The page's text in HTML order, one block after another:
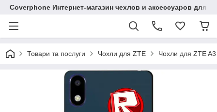
Coverphone Интернет-магазин чехлов и аксессуаров для
Товари та послуги Чохли для ZTE Чохли для ZTE